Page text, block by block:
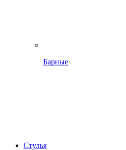
Барные
Стулья